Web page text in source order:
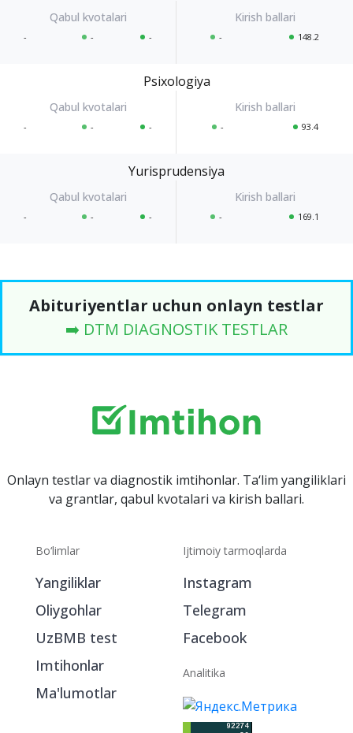
- - - - 148.2
Psixologiya
- - - - 93.4
Yurisprudensiya
- - - - 169.1
Abituriyentlar uchun onlayn testlar
➡️ DTM DIAGNOSTIK TESTLAR
Onlayn testlar va diagnostik imtihonlar. Ta‘lim yangiliklari
va grantlar, qabul kvotalari va kirish ballari.
Bo‘limlar
Yangiliklar
Oliygohlar
UzBMB test
Imtihonlar
Ma'lumotlar
Ijtimoiy tarmoqlarda
Instagram
Telegram
Facebook
Analitika